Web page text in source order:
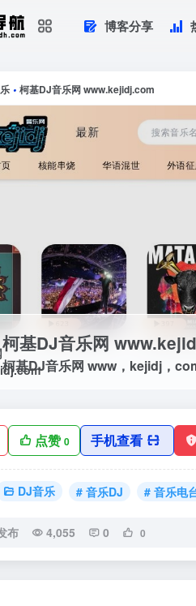
博客分享
• 柯基DJ音乐网 www.kejidj.com
柯基DJ音乐网
点赞0 手机查看
DJ音乐 # 音乐DJ # 音乐电
布 4,055 0 0